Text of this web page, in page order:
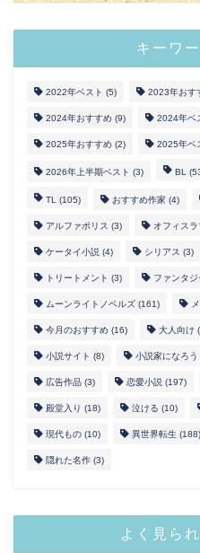
キーワ
2022年ベスト (5) 2023年おす
2024年おすすめ (9) 2024年ベ
2025年おすすめ (2) 2025年ベ
2026年上半期ベスト (3) BL
TL (105) おすすめ作家 (4)
アルファポリス (3) オフィスラ
ケータイ小説 (4) シリアス (3)
トリートメント (3) ファンタジ
ムーンライトノベルズ (161)
今月のおすすめ (16) 大人向け
小説サイト (8) 小説家になろう
広告作品 (3) 恋愛小説 (197)
殿堂入り (18) 泣ける (10)
現代もの (10) 異世界転生 (188)
隠れた名作 (3)
よく見ら